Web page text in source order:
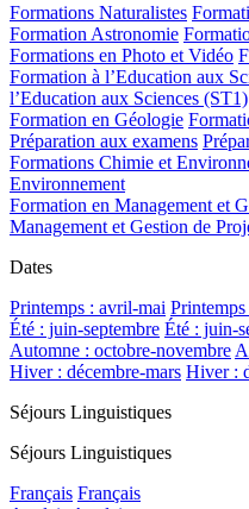
Formations Naturalistes
Formation Astronomie
Formations en Photo et Vidéo
Formation à l’Education aux
l’Education aux Sciences (ST1)
Formation en Géologie
Préparation aux examens
Formations Chimie et
Environnement
Formation en Management et
Management et Gestion de
Dates
Printemps : avril-mai
Été : juin-septembre Été : juin-
Automne : octobre-novembre
Hiver : décembre-mars Hiver :
Séjours Linguistiques
Séjours Linguistiques
Français Français